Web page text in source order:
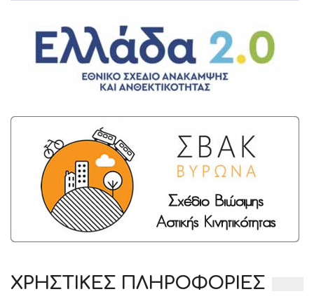
ΧΡΗΣΤΙΚΕΣ ΠΛΗΡΟΦΟΡΙΕΣ